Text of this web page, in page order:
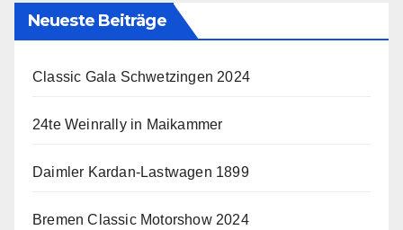
Neueste Beiträge
Classic Gala Schwetzingen 2024
24te Weinrally in Maikammer
Daimler Kardan-Lastwagen 1899
Bremen Classic Motorshow 2024